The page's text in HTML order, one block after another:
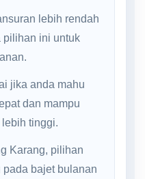
lebih rendah
pilihan ini untuk
jika anda mahu
dan mampu
tinggi.
Karang, pilihan
bajet bulanan